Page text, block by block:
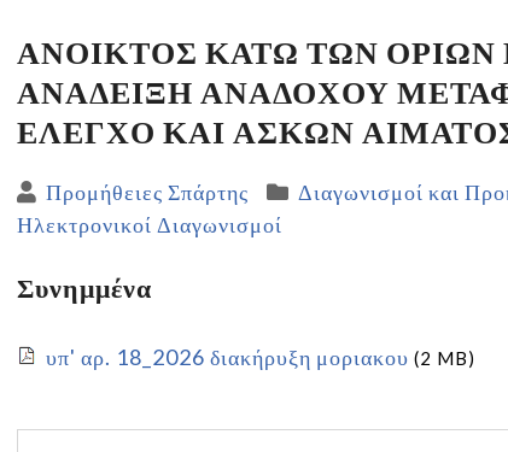
ΑΝΟΙΚΤΟΣ ΚΑΤΩ ΤΩΝ
ΑΝΑΔΕΙΞΗ ΑΝΑΔΟΧΟΥ
ΕΛΕΓΧΟ ΚΑΙ ΑΣΚΩΝ
Προμήθειες Σπάρτης Διαγωνισμοί και
Ηλεκτρονικοί Διαγωνισμοί
Συνημμένα
υπ' αρ. 18_2026 διακήρυξη μοριακου (2 MB)